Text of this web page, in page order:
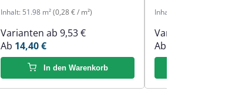
Inhalt: 51.98 m²(0,28 € / m²)
Varianten ab 9,53 €
Ab 14,40 €
In den Warenkorb
Inhalt:
Varianten ab
Ab